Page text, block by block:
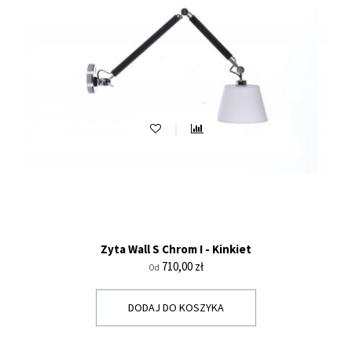
Zyta Wall S Chrom I - Kinkiet
Od Cena
710,00 zł
DODAJ DO KOSZYKA